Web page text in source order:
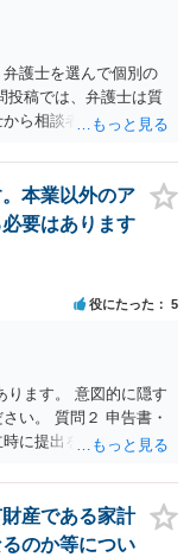
られない。 ・所有し
，原則として保持で
かと思います。 弁護
で，弁護士と相談し
依頼後は借金を返済す
分を弁護士費用に充
護士にご依頼されるこ
護士を選んで個別の
投稿では、弁護士は質
ら相談者様に直接連
本業以外のア
要はあります
役にたった 5
ります。 意図的に隠す
い。 質問２ 申告書・
に提出を要求される
入・資産について虚
で、ご注意くださ
産である家計
のか等につい